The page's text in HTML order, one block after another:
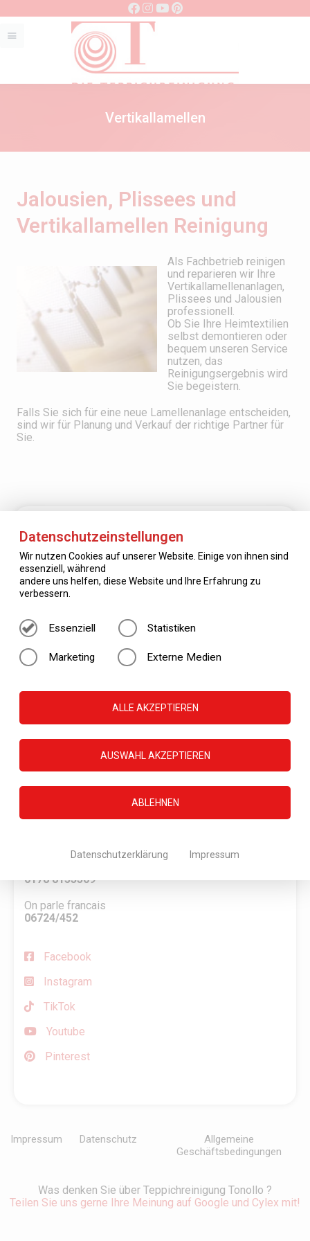
Vertikallamellen
Jalousien, Plissees und
Vertikallamellen Reinigung
Als Fachbetrieb reinigen
und reparieren wir Ihre
Vertikallamellenanlagen,
Plissees und Jalousien
professionell.
Ob Sie Ihre Heimtextilien
selbst demontieren oder
bequem unseren Service
nutzen, das
Reinigungsergebnis wird
Sie begeistern.
Falls Sie sich für eine neue Lamellenanlage entscheiden,
sind wir für Planung und Verkauf der richtige Partner für
Sie.
KONTAKT
zum Kontaktformular
Teppichreinigung Ralf Tonollo
Reinacker 4
55442 Roth
06724-452
Telefon Taunusstein
Sie erreichen uns auch unter WhatsApp
0178 8153309
On parle francais
06724/452
Facebook
Instagram
TikTok
Youtube
Pinterest
Impressum Datenschutz
Allgemeine
Geschäftsbedingungen
Was denken Sie über Teppichreinigung Tonollo ?
Teilen Sie uns gerne Ihre Meinung auf Google und Cylex mit!
Datenschutzeinstellungen
Wir nutzen Cookies auf unserer Website. Einige von ihnen sind
essenziell, während
andere uns helfen, diese Website und Ihre Erfahrung zu
verbessern.
Essenziell Statistiken
Marketing Externe Medien
ALLE AKZEPTIEREN
AUSWAHL AKZEPTIEREN
ABLEHNEN
Datenschutzerklärung Impressum